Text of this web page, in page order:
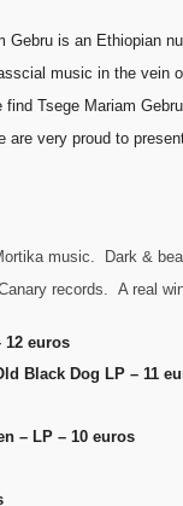
is an Ethiopian
music in the
Tsege Mariam
very proud to
music. Dark &
records. A real
12 euros
Black Dog LP – 11
– LP – 10 euros